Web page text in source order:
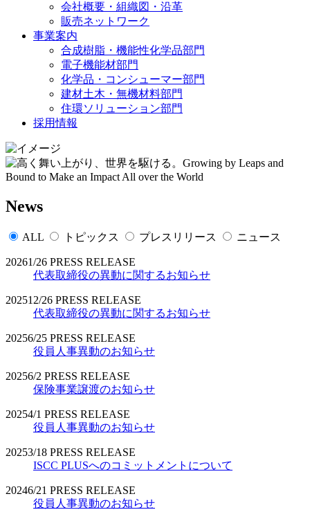
会社概要・組織図・沿革
販売ネットワーク
事業案内
合成樹脂・機能性化学品部門
電子機能材部門
化学品・コンシューマー部門
建材土木・無機材料部門
住環ソリューション部門
採用情報
News
ALL トピックス プレスリリース ニュース
20261/26 PRESS RELEASE
代表取締役の異動に関するお知らせ
202512/26 PRESS RELEASE
代表取締役の異動に関するお知らせ
20256/25 PRESS RELEASE
役員人事異動のお知らせ
20256/2 PRESS RELEASE
保険事業譲渡のお知らせ
20254/1 PRESS RELEASE
役員人事異動のお知らせ
20253/18 PRESS RELEASE
ISCC PLUSへのコミットメントについて
20246/21 PRESS RELEASE
役員人事異動のお知らせ